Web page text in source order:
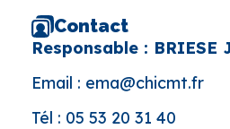
Contact
Responsable : BRIESE
Email : ema@chicmt.fr
Tél : 05 53 20 31 40